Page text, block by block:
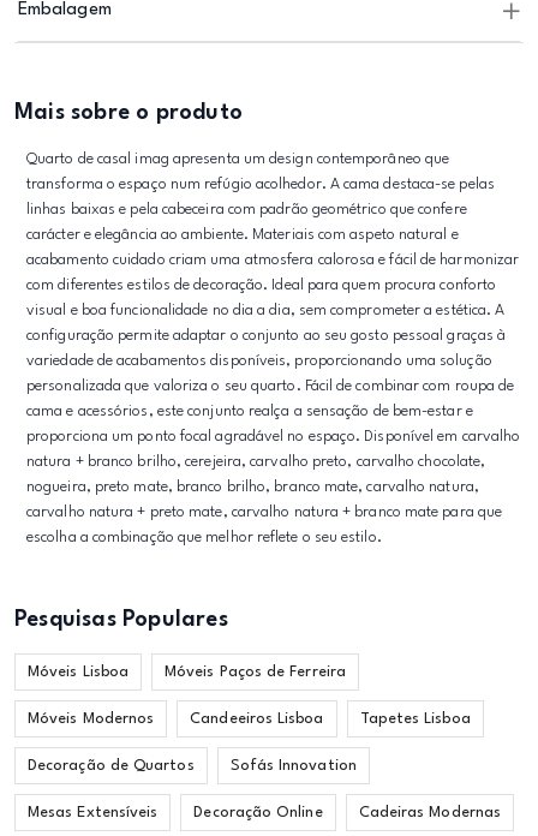
Embalagem
Mais sobre o produto
Quarto de casal imag apresenta um design contemporâneo que
transforma o espaço num refúgio acolhedor. A cama destaca-se pelas
linhas baixas e pela cabeceira com padrão geométrico que confere
carácter e elegância ao ambiente. Materiais com aspeto natural e
acabamento cuidado criam uma atmosfera calorosa e fácil de harmonizar
com diferentes estilos de decoração. Ideal para quem procura conforto
visual e boa funcionalidade no dia a dia, sem comprometer a estética. A
configuração permite adaptar o conjunto ao seu gosto pessoal graças à
variedade de acabamentos disponíveis, proporcionando uma solução
personalizada que valoriza o seu quarto. Fácil de combinar com roupa de
cama e acessórios, este conjunto realça a sensação de bem-estar e
proporciona um ponto focal agradável no espaço. Disponível em carvalho
natura + branco brilho, cerejeira, carvalho preto, carvalho chocolate,
nogueira, preto mate, branco brilho, branco mate, carvalho natura,
carvalho natura + preto mate, carvalho natura + branco mate para que
escolha a combinação que melhor reflete o seu estilo.
Pesquisas Populares
Móveis Lisboa Móveis Paços de Ferreira
Móveis Modernos Candeeiros Lisboa Tapetes Lisboa
Decoração de Quartos Sofás Innovation
Mesas Extensíveis Decoração Online Cadeiras Modernas